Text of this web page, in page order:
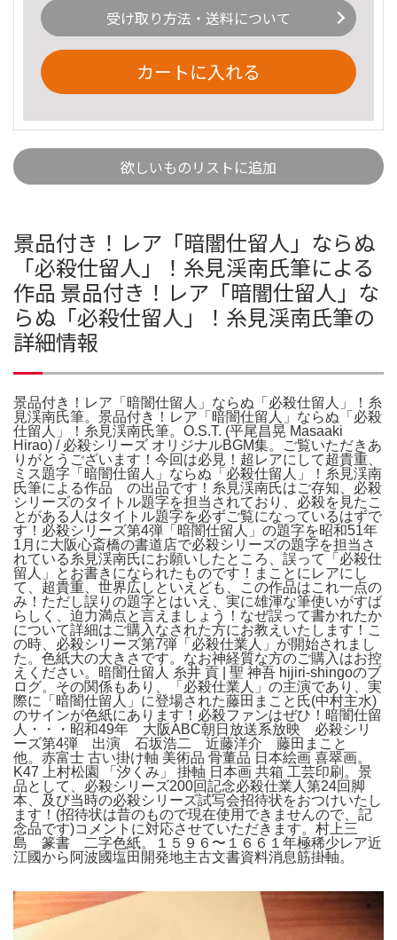
受け取り方法・送料について
カートに入れる
欲しいものリストに追加
景品付き！レア「暗闇仕留人」ならぬ
「必殺仕留人」！糸見渓南氏筆による
作品 景品付き！レア「暗闇仕留人」な
らぬ「必殺仕留人」！糸見渓南氏筆の
詳細情報
景品付き！レア「暗闇仕留人」ならぬ「必殺仕留人」！糸
見渓南氏筆。景品付き！レア「暗闇仕留人」ならぬ「必殺
仕留人」！糸見渓南氏筆。O.S.T. (平尾昌晃 Masaaki
Hirao) / 必殺シリーズ オリジナルBGM集。ご覧いただきあ
りがとうございます！今回は必見！超レアにして超貴重、
ミス題字「暗闇仕留人」ならぬ「必殺仕留人」！糸見渓南
氏筆による作品 の出品です！糸見渓南氏はご存知、必殺
シリーズのタイトル題字を担当されており、必殺を見たこ
とがある人はタイトル題字を必ずご覧になっているはずで
す！必殺シリーズ第4弾「暗闇仕留人」の題字を昭和51年
1月に大阪心斎橋の書道店で必殺シリーズの題字を担当さ
れている糸見渓南氏にお願いしたところ、誤って「必殺仕
留人」とお書きになられたものです！まことにレアにし
て、超貴重、世界広しといえども、この作品はこれ一点の
み！ただし誤りの題字とはいえ、実に雄渾な筆使いがすば
らしく、迫力満点と言えましょう！なぜ誤って書かれたか
について詳細はご購入なされた方にお教えいたします！こ
の時、必殺シリーズ第7弾「必殺仕業人」が開始されまし
た。色紙大の大きさです。なお神経質な方のご購入はお控
えください。暗闇仕留人 糸井 貢 | 聖 神吾 hijiri-shingoのブ
ログ。その関係もあり、「必殺仕業人」の主演であり、実
際に「暗闇仕留人」に登場された藤田まこと氏(中村主水)
のサインが色紙にあります！必殺ファンはぜひ！暗闇仕留
人・・・昭和49年 大阪ABC朝日放送系放映 必殺シリ
ーズ第4弾 出演 石坂浩二 近藤洋介 藤田まこと
他。赤富士 古い掛け軸 美術品 骨董品 日本絵画 喜翠画。
K47 上村松園 「汐くみ」 掛軸 日本画 共箱 工芸印刷。景
品として、必殺シリーズ200回記念必殺仕業人第24回脚
本、及び当時の必殺シリーズ試写会招待状をおつけいたし
ます！(招待状は昔のもので現在使用できませんので、記
念品です)コメントに対応させていただきます。村上三
島 篆書 二字色紙。１５９６〜１６６１年極稀少レア近
江國から阿波國塩田開発地主古文書資料消息筋掛軸。